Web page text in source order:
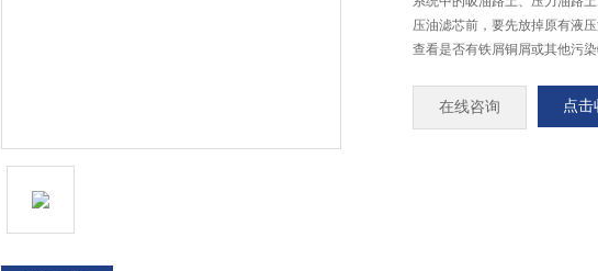
压油滤芯前，要先放掉原有液
查看是否有铁屑铜屑或其他污
在线咨询 点击